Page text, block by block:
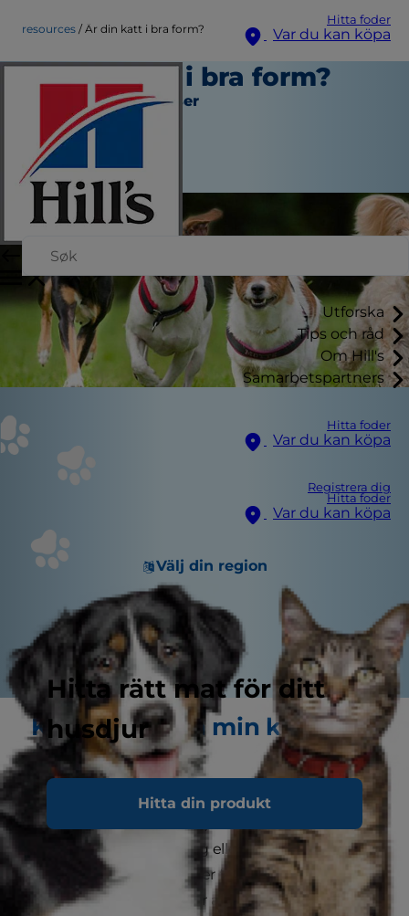
Hitta foder
Var du kan köpa
Utforska
Tips och råd
Om Hill's
Samarbetspartners
Hitta foder
Var du kan köpa
Registrera dig
Hitta foder
Var du kan köpa
Välj din region
Hitta rätt mat för ditt
husdjur
Hitta din produkt
resources Är din katt i bra form?
Är din katt i bra form?
Verktyg och Resurser
Skribent
September 21, 2015
Kan jag känna min katts
revben?
Body Condition Score (BCS -
kroppskonditionspoäng) är ett mått som säger
om din katt är idealviktig eller överviktig. Ett sätt
som veterinärer använder för att fastställa din
katts kroppskondition är att kontrollera hur